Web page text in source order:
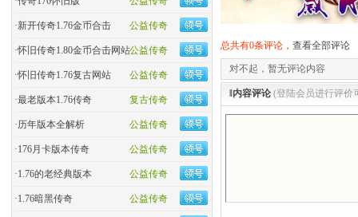
公益传奇
·新开传奇1.76金币合击
公益传奇
·怀旧传奇1.80金币合击网站
公益传奇
·怀旧传奇1.76复古网站
复古传奇
·最老版本1.76传奇
公益传奇
·历年版本全解析
公益传奇
·176月卡版本传奇
公益传奇
·1.76的老经典版本
公益传奇
·1.76暗黑传奇
总共有0条评论， 查看全部评论
对不起，暂无评论内容
‖内容评论 (登陆会员进行评价